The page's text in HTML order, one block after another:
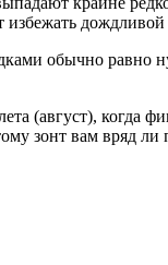
обычно равно
(август),
зонт вам вряд ли